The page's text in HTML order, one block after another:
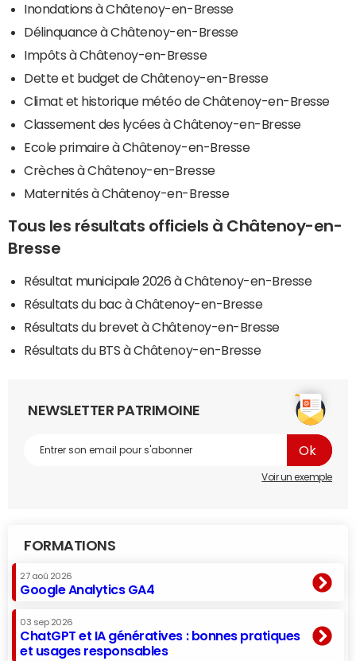
Inondations à Châtenoy-en-Bresse
Délinquance à Châtenoy-en-Bresse
Impôts à Châtenoy-en-Bresse
Dette et budget de Châtenoy-en-Bresse
Climat et historique météo de Châtenoy-en-Bresse
Classement des lycées à Châtenoy-en-Bresse
Ecole primaire à Châtenoy-en-Bresse
Crèches à Châtenoy-en-Bresse
Maternités à Châtenoy-en-Bresse
Tous les résultats officiels à Châtenoy-en-
Bresse
Résultat municipale 2026 à Châtenoy-en-Bresse
Résultats du bac à Châtenoy-en-Bresse
Résultats du brevet à Châtenoy-en-Bresse
Résultats du BTS à Châtenoy-en-Bresse
NEWSLETTER PATRIMOINE
Voir un exemple
FORMATIONS
27 aoû 2026
Google Analytics GA4
03 sep 2026
ChatGPT et IA génératives : bonnes pratiques
et usages responsables